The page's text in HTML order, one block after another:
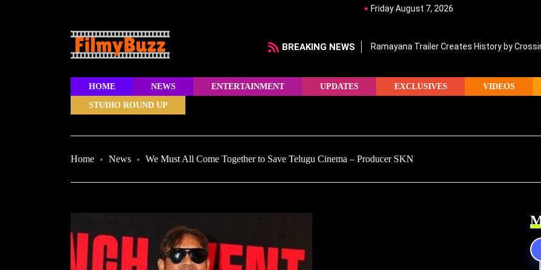
Friday August 7, 2026
BREAKING NEWS Ramayana Trailer Creates History by
HOME NEWS ENTERTAINMENT UPDATES EXCLUSIVES VIDEOS
STUDIO ROUND UP
Home News We Must All Come Together to Save Telugu Cinema – Producer SKN